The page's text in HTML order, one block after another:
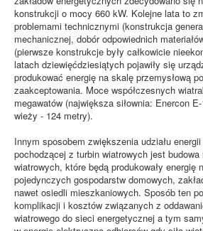
konstrukcji o mocy 660 kW. Kolejne lata to
problemami technicznymi (konstrukcja
mechanicznej, dobór odpowiednich
(pierwsze konstrukcje były całkowicie
latach dziewięćdziesiątych pojawiły się
produkować energię na skalę przemysłową
zaakceptowania. Moce współczesnych
megawatów (największa siłownia: Enercon
wieży - 124 metry).
Innym sposobem zwiększenia udziału
pochodzącej z turbin wiatrowych jest budowa
wiatrowych, które będą produkowały energię
pojedynczych gospodarstw domowych,
nawet osiedli mieszkaniowych. Sposób ten
komplikacji i kosztów związanych z
wiatrowego do sieci energetycznej a tym